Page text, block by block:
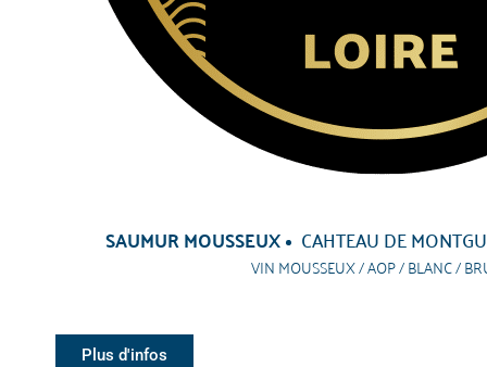
SAUMUR MOUSSEUX CAHTEAU DE
VIN MOUSSEUX / AOP / BLANC /
Plus d'infos